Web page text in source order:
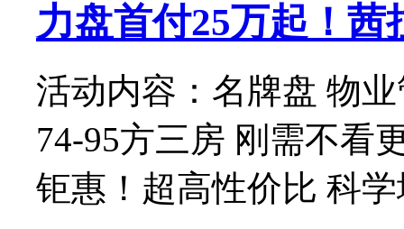
力盘首付25万起！
活动内容：名牌盘 物
74-95方三房 刚需不看
钜惠！超高性价比 科